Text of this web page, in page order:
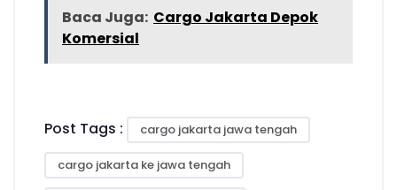
Baca Juga: Cargo Jakarta Depok
Komersial
Post Tags : cargo jakarta jawa tengah
cargo jakarta ke jawa tengah